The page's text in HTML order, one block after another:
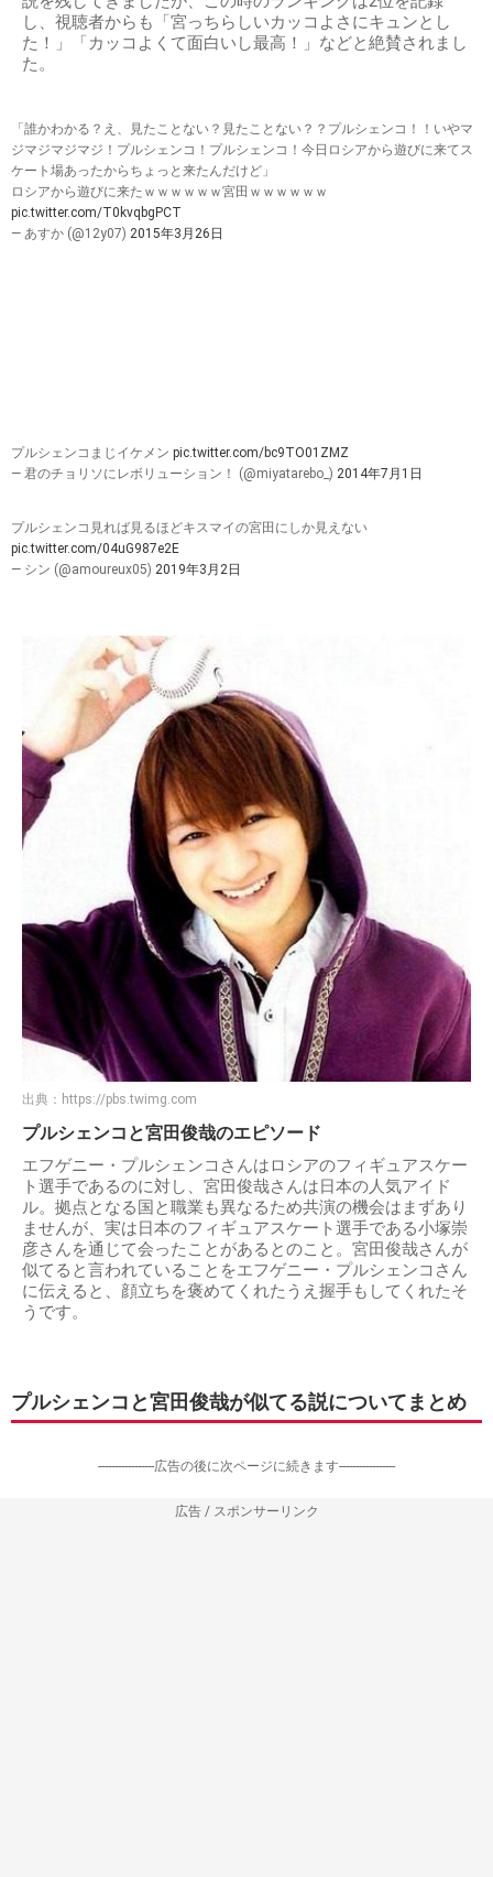
し、視聴者からも「宮っちらしいカッコよさにキュンとし
た！」「カッコよくて面白いし最高！」などと絶賛されまし
た。
「誰かわかる？え、見たことない？見たことない？？プルシェンコ！！いやマ
ジマジマジマジ！プルシェンコ！プルシェンコ！今日ロシアから遊びに来てス
ケート場あったからちょっと来たんだけど」
ロシアから遊びに来たｗｗｗｗｗｗ宮田ｗｗｗｗｗｗ
pic.twitter.com/T0kvqbgPCT
— あすか (@12y07) 2015年3月26日
プルシェンコまじイケメン pic.twitter.com/bc9TO01ZMZ
— 君のチョリソにレボリューション！ (@miyatarebo_) 2014年7月1日
プルシェンコ見れば見るほどキスマイの宮田にしか見えない
pic.twitter.com/04uG987e2E
— シン (@amoureux05) 2019年3月2日
出典： https://pbs.twimg.com
プルシェンコと宮田俊哉のエピソード
エフゲニー・プルシェンコさんはロシアのフィギュアスケー
ト選手であるのに対し、宮田俊哉さんは日本の人気アイド
ル。拠点となる国と職業も異なるため共演の機会はまずあり
ませんが、実は日本のフィギュアスケート選手である小塚崇
彦さんを通じて会ったことがあるとのこと。宮田俊哉さんが
似てると言われていることをエフゲニー・プルシェンコさん
に伝えると、顔立ちを褒めてくれたうえ握手もしてくれたそ
うです。
プルシェンコと宮田俊哉が似てる説についてまとめ
-----------------広告の後に次ページに続きます-----------------
広告 / スポンサーリンク